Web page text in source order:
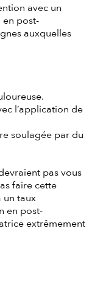
avec un
post-
auxquelles
l’application de
soulagée par du
pas vous
faire cette
un taux
en post-
extrêmement